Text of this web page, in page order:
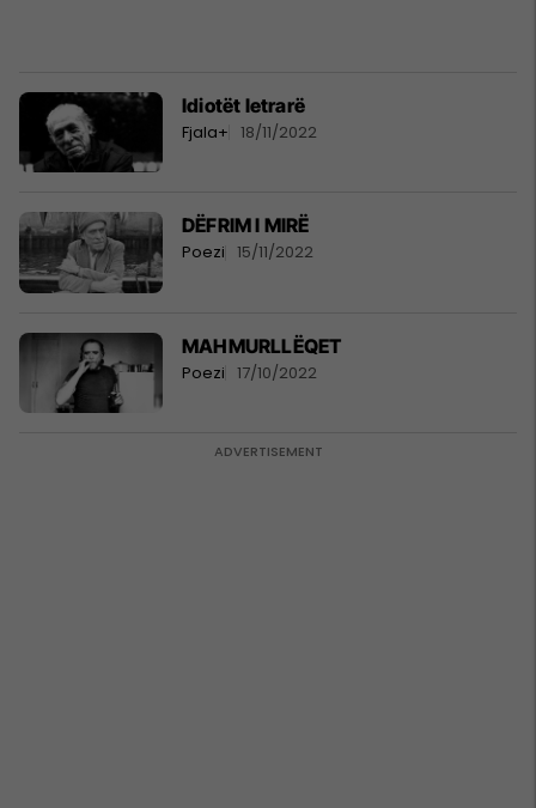
Idiotët letrarë
Fjala+ 18/11/2022
DËFRIM I MIRË
Poezi 15/11/2022
MAHMURLLËQET
Poezi 17/10/2022